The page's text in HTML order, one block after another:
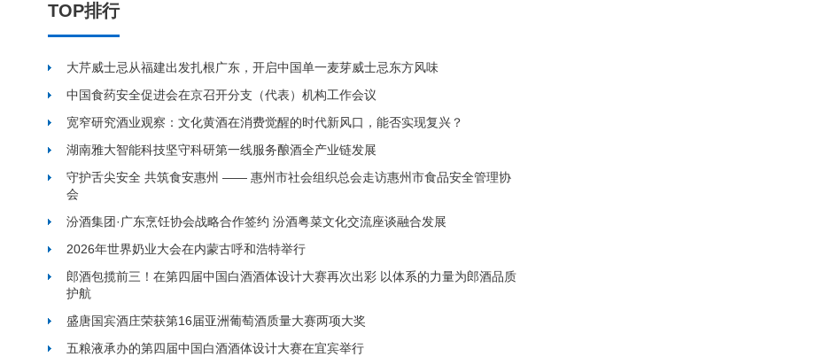
TOP排行
大芹威士忌从福建出发扎根广东，开启中国单一麦芽威士忌东方风味
中国食药安全促进会在京召开分支（代表）机构工作会议
宽窄研究酒业观察：文化黄酒在消费觉醒的时代新风口，能否实现复兴？
湖南雅大智能科技坚守科研第一线服务酿酒全产业链发展
守护舌尖安全 共筑食安惠州 —— 惠州市社会组织总会走访惠州市食品安全管理协
会
汾酒集团·广东烹饪协会战略合作签约 汾酒粤菜文化交流座谈融合发展
2026年世界奶业大会在内蒙古呼和浩特举行
郎酒包揽前三！在第四届中国白酒酒体设计大赛再次出彩 以体系的力量为郎酒品质
护航
盛唐国宾酒庄荣获第16届亚洲葡萄酒质量大赛两项大奖
五粮液承办的第四届中国白酒酒体设计大赛在宜宾举行